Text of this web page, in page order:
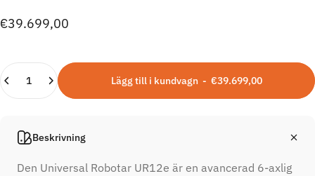
€39.699,00
Kvantitet
Lägg till i kundvagn - €39.699,00
Beskrivning
Den Universal Robotar UR12e är en avancerad 6-axlig